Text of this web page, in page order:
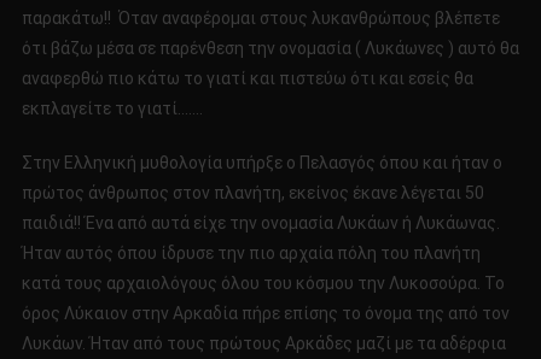
παρακάτω!! Όταν αναφέρομαι στους λυκανθρώπους βλέπετε
ότι βάζω μέσα σε παρένθεση την ονομασία ( Λυκάωνες ) αυτό θα
αναφερθώ πιο κάτω το γιατί και πιστεύω ότι και εσείς θα
εκπλαγείτε το γιατί…….
Στην Ελληνική μυθολογία υπήρξε ο Πελασγός όπου και ήταν ο
πρώτος άνθρωπος στον πλανήτη, εκείνος έκανε λέγεται 50
παιδιά!! Ένα από αυτά είχε την ονομασία Λυκάων ή Λυκάωνας.
Ήταν αυτός όπου ίδρυσε την πιο αρχαία πόλη του πλανήτη
κατά τους αρχαιολόγους όλου του κόσμου την Λυκοσούρα. Το
όρος Λύκαιον στην Αρκαδία πήρε επίσης το όνομα της από τον
Λυκάων. Ήταν από τους πρώτους Αρκάδες μαζί με τα αδέρφια